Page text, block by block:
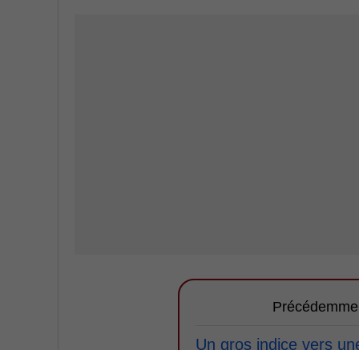
Un gros indice vers